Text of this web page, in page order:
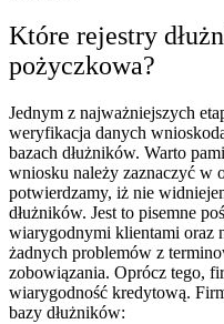
Które rejestry
pożyczkowa?
Jednym z najważniejszych
weryfikacja danych
bazach dłużników. Warto
wniosku należy zaznaczyć w
potwierdzamy, iż nie
dłużników. Jest to pisemne
wiarygodnymi klientami oraz
żadnych problemów z
zobowiązania. Oprócz tego,
wiarygodność kredytową.
bazy dłużników: